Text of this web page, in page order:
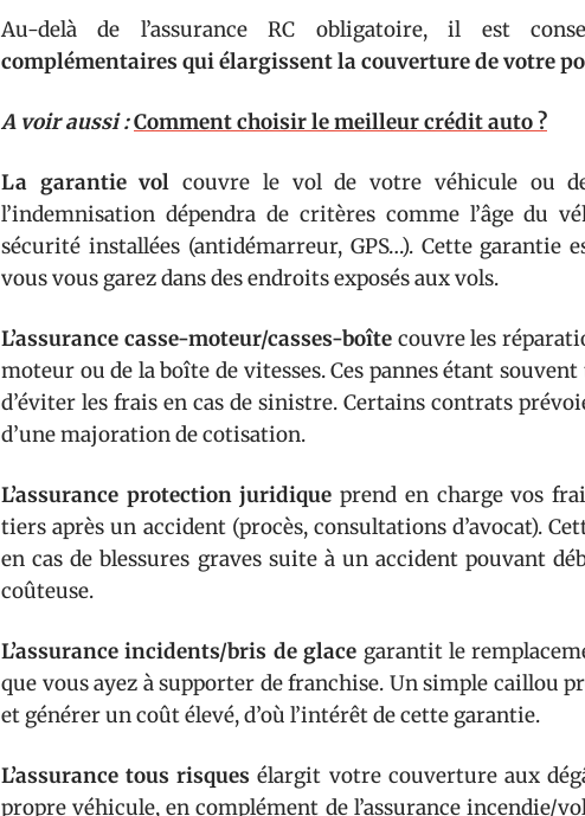
Au-delà de l’assurance RC obligatoire, il est
complémentaires qui élargissent la couverture de votre
A voir aussi :Comment choisir le meilleur crédit auto ?
La garantie vol couvre le vol de votre véhicule ou
l’indemnisation dépendra de critères comme l’âge du
sécurité installées (antidémarreur, GPS…). Cette garantie
vous vous garez dans des endroits exposés aux vols.
L’assurance casse-moteur/casses-boîtecouvre les
moteur ou de la boîte de vitesses. Ces pannes étant
d’éviter les frais en cas de sinistre. Certains contrats
d’une majoration de cotisation.
L’assurance protection juridique prend en charge vos
tiers après un accident (procès, consultations d’avocat).
en cas de blessures graves suite à un accident pouvant
coûteuse.
L’assurance incidents/bris de glace garantit le
que vous ayez à supporter de franchise. Un simple caillou
et générer un coût élevé, d’où l’intérêt de cette garantie.
L’assurance tous risques élargit votre couverture aux
propre véhicule, en complément de l’assurance incendie/